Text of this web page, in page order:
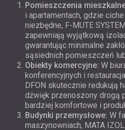
Pomieszczenia
i apartamentach, gdzie
niezbędne, F-MUTE
zapewniają wyjątkową
gwarantując minimalne
sąsiednich pomieszczeń
Obiekty komercyjne: W
konferencyjnych i
DFON skutecznie redukują
dźwięk przenoszony drogą
bardziej komfortowe i
Budynki przemysłowe: W
maszynowniach, MATA